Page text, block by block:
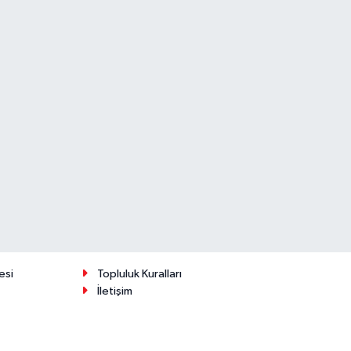
Topluluk Kuralları
İletişim